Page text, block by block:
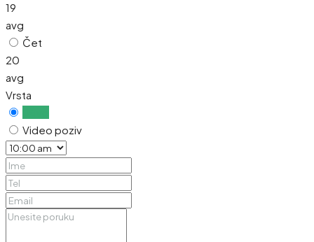
19
avg
Čet
20
avg
Vrsta
Video poziv